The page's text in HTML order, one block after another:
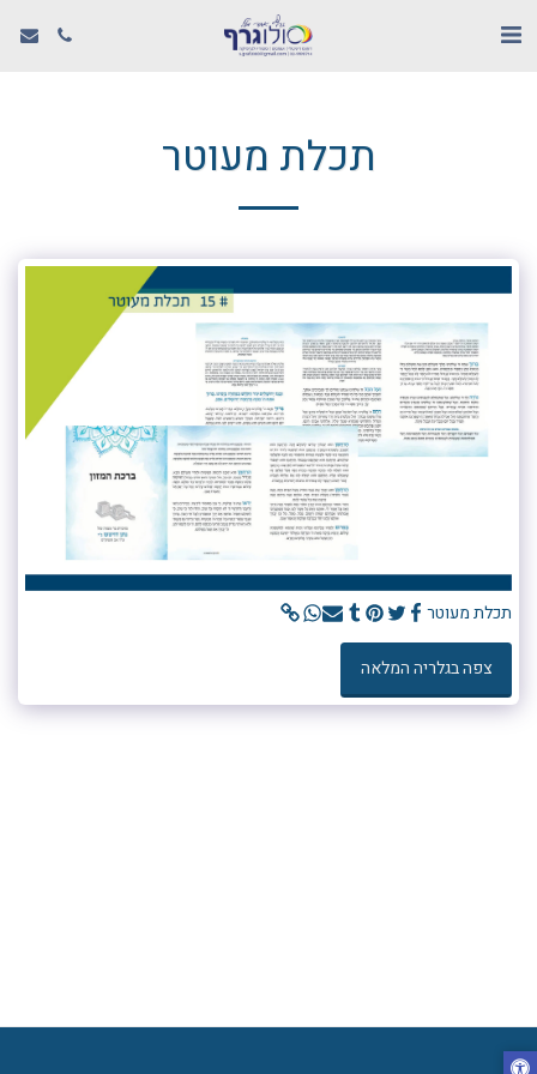
תכלת מעוטר
תכלת מעוטר
צפה בגלריה המלאה